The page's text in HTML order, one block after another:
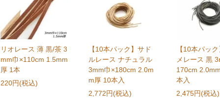
リオレース 薄 黒/茶 3
mm巾×110cm 1.5mm
厚 1本
220円(税込)
【10本パック】サド
ルレース ナチュラル
3mm巾×180cm 2.0m
m厚 10本入
2,772円(税込)
【10本パッ
メレース 黒
170cm
本入
2,475円(税込)